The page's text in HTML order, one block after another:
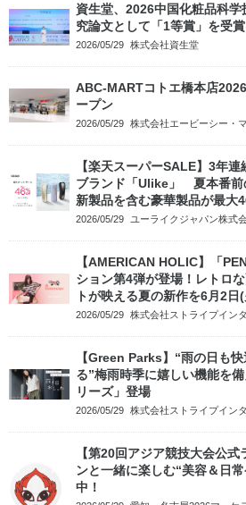
資生堂、2026中国化粧品科
究論文として「1等賞」を受賞
2026/05/29 株式会社資生堂
ABC-MARTコトエ橋本店
ープン
2026/05/29 株式会社エービーシー・
【楽天スーパーSALE】3年
ブランド「Ulike」 夏本番前
新製品を含む豪華製品が最大
2026/05/29 ユーライクジャパン株式
【AMERICAN HOLIC】「
ション第4弾が登場！レトロ
トが映える夏の新作を6月2日
2026/05/29 株式会社ストライプイン
【Green Parks】“雨の日も
る”梅雨時季に嬉しい機能を
リーズ」登場
2026/05/29 株式会社ストライプイン
【第20回アジア競技大会公
ンと一緒に楽しむ“美容＆日
中！